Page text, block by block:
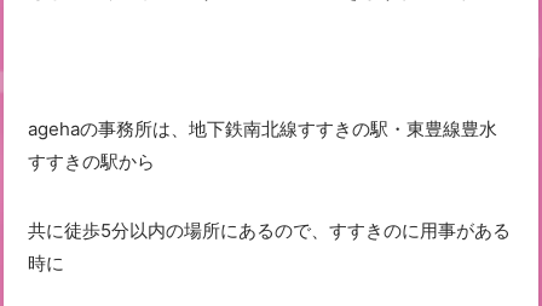
agehaの事務所は、地下鉄南北線すすきの駅・東豊線豊水
すすきの駅から
共に徒歩5分以内の場所にあるので、すすきのに用事がある
時に